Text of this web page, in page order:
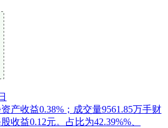
产收益0.38%；成交量9561.85万手财
收益0.12元。占比为42.39%%、